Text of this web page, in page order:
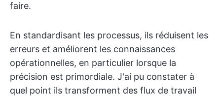
faire.
En standardisant les processus, ils réduisent les
erreurs et améliorent les connaissances
opérationnelles, en particulier lorsque la
précision est primordiale. J'ai pu constater à
quel point ils transforment des flux de travail